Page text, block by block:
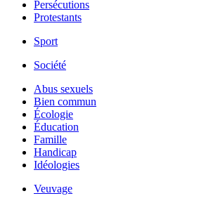
Persécutions
Protestants
Sport
Société
Abus sexuels
Bien commun
Écologie
Éducation
Famille
Handicap
Idéologies
Veuvage